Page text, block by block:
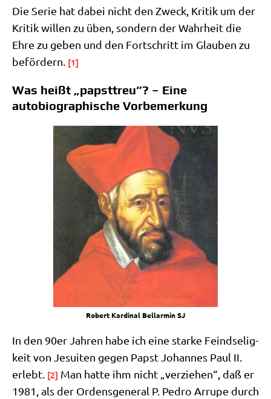
Die Serie hat dabei nicht den Zweck, Kri­tik um der
Kri­tik wil­len zu üben, son­dern der Wahr­heit die
Ehre zu geben und den Fort­schritt im Glau­ben zu
beför­dern. [1]
Was heißt „papsttreu“? – Eine
autobiographische Vorbemerkung
Robert Kar­di­nal Bell­ar­min SJ
In den 90er Jah­ren habe ich eine star­ke Feind­se­lig­
keit von Jesui­ten gegen Papst Johan­nes Paul II.
erlebt. [2] Man hat­te ihm nicht „ver­zie­hen“, daß er
1981, als der Ordens­ge­ne­ral P. Pedro Arru­pe durch